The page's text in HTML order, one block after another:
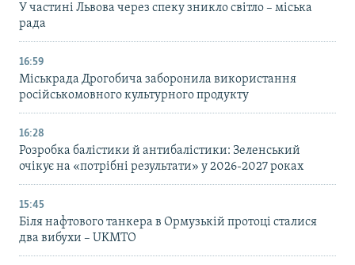
У частині Львова через спеку зникло світло – міська
рада
16:59
Міськрада Дрогобича заборонила використання
російськомовного культурного продукту
16:28
Розробка балістики й антибалістики: Зеленський
очікує на «потрібні результати» у 2026-2027 роках
15:45
Біля нафтового танкера в Ормузькій протоці сталися
два вибухи – UKMTO